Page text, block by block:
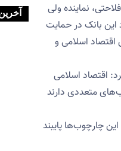
نماینده ولی
این بانک در حمایت
اقتصاد اسلامی و
اقتصاد اسلامی
متعددی دارند
چارچوب‌ها پایبند